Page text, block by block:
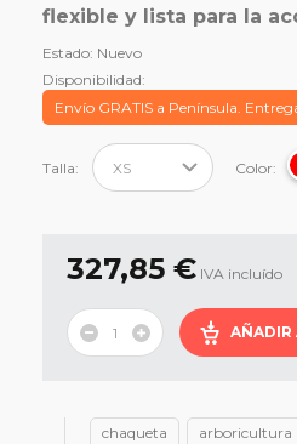
flexible y lista para la
Estado: Nuevo
Disponibilidad:
Envío GRATIS a Península.
Talla: Color:
327,85 € IVA incluído
AÑADIR
chaqueta arboricultura